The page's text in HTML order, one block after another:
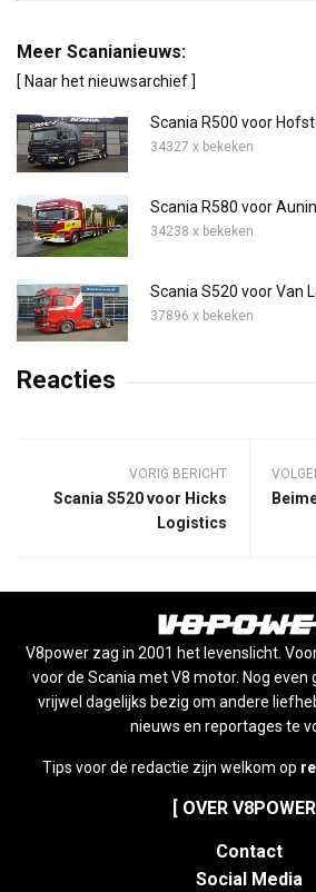
Meer Scanianieuws:
[ Naar het nieuwsarchief ]
Scania R500 voor
34327 x bekeken
Scania R580 voor
34238 x bekeken
Scania S520 voor Van
37896 x bekeken
Reacties
VORIG BERICHT
Scania S520 voor Hicks
Logistics
V8power zag in 2001 het levenslicht.
voor de Scania met V8 motor. Nog even
vrijwel dagelijks bezig om andere
nieuws en reportages te
Tips voor de redactie zijn welkom op
[ OVER
Contact
Social Media